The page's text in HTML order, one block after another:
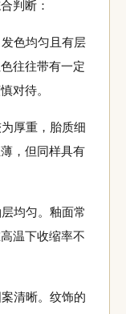
判断：
色均匀且有层
往往带有一定
对待。
厚重，胎质细
，但同样具有
均匀。釉面常
温下收缩率不
清晰。纹饰的